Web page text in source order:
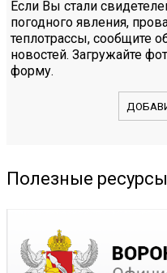
Если Вы стали
погодного явления,
теплотрассы, сообщите
новостей. Загружайте
форму.
Полезные ресурсы